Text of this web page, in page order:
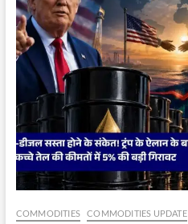
?
COMMODITIES COMMODITIES UPDATE